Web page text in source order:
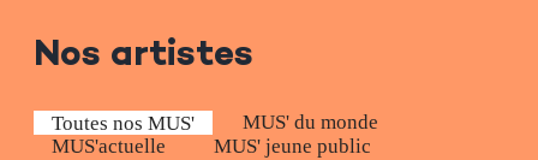
Nos artistes
Toutes nos MUS'
MUS' du monde
MUS'actuelle
MUS' jeune public